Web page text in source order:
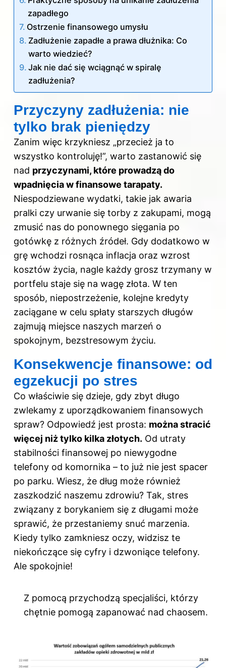
zapadłego
Ostrzenie finansowego umysłu
Zadłużenie zapadłe a prawa dłużnika: Co
warto wiedzieć?
Jak nie dać się wciągnąć w spiralę
zadłużenia?
Przyczyny zadłużenia: nie
tylko brak pieniędzy
Zanim więc krzykniesz „przecież ja to
wszystko kontroluję!”, warto zastanowić się
nad przyczynami, które prowadzą do
wpadnięcia w finansowe tarapaty.
Niespodziewane wydatki, takie jak awaria
pralki czy urwanie się torby z zakupami, mogą
zmusić nas do ponownego sięgania po
gotówkę z różnych źródeł. Gdy dodatkowo w
grę wchodzi rosnąca inflacja oraz wzrost
kosztów życia, nagle każdy grosz trzymany w
portfelu staje się na wagę złota. W ten
sposób, niepostrzeżenie, kolejne kredyty
zaciągane w celu spłaty starszych długów
zajmują miejsce naszych marzeń o
spokojnym, bezstresowym życiu.
Konsekwencje finansowe: od
egzekucji po stres
Co właściwie się dzieje, gdy zbyt długo
zwlekamy z uporządkowaniem finansowych
spraw? Odpowiedź jest prosta: można stracić
więcej niż tylko kilka złotych. Od utraty
stabilności finansowej po niewygodne
telefony od komornika – to już nie jest spacer
po parku. Wiesz, że dług może również
zaszkodzić naszemu zdrowiu? Tak, stres
związany z borykaniem się z długami może
sprawić, że przestaniemy snuć marzenia.
Kiedy tylko zamkniesz oczy, widzisz te
niekończące się cyfry i dzwoniące telefony.
Ale spokojnie!
Z pomocą przychodzą specjaliści, którzy
chętnie pomogą zapanować nad chaosem.